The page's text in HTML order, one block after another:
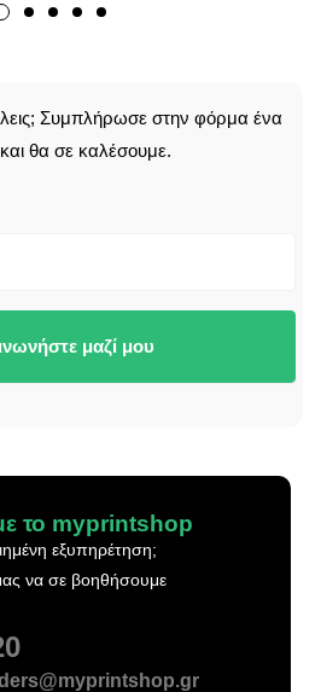
Συμπλήρωσε στην φόρμα ένα
θα σε καλέσουμε.
μαζί μου
το myprintshop
εξυπηρέτηση;
να σε βοηθήσουμε